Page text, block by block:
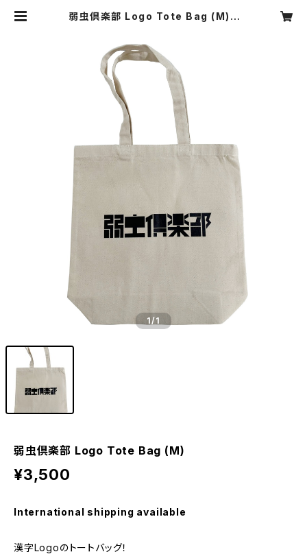
弱虫倶楽部 Logo Tote Bag (M) |
1/1
弱虫倶楽部 Logo Tote Bag (M)
¥3,500
International shipping available
漢字Logoのトートバッグ！